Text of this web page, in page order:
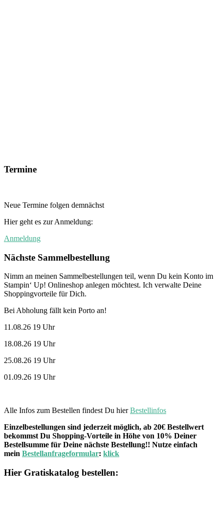
Termine
Neue Termine folgen demnächst
Hier geht es zur Anmeldung:
Anmeldung
Nächste Sammelbestellung
Nimm an meinen Sammelbestellungen teil, wenn Du kein Konto im
Stampin‘ Up! Onlineshop anlegen möchtest. Ich verwalte Deine
Shoppingvorteile für Dich.
Bei Abholung fällt kein Porto an!
11.08.26 19 Uhr
18.08.26 19 Uhr
25.08.26 19 Uhr
01.09.26 19 Uhr
Alle Infos zum Bestellen findest Du hierBestellinfos
Einzelbestellungen sind jederzeit möglich, ab 20€ Bestellwert
bekommst Du Shopping-Vorteile in Höhe von 10% Deiner
Bestellsumme für Deine nächste Bestellung!! Nutze einfach
mein Bestellanfrageformular: klick
Hier Gratiskatalog bestellen: